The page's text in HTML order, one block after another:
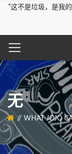
“这不是垃圾，是我
无
WHAT JOJO